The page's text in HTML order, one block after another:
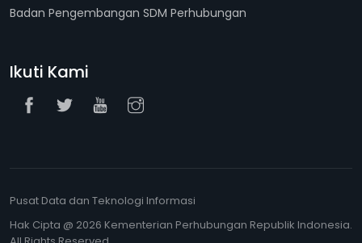
Badan Pengembangan SDM Perhubungan
Ikuti Kami
Pusat Data dan Teknologi Informasi
Hak Cipta @ 2026 Kementerian Perhubungan Republik Indonesia.